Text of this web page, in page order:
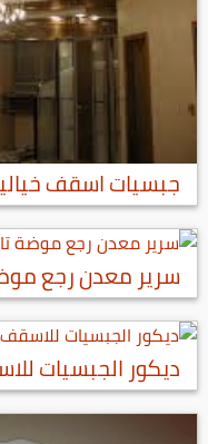
جبسيات اسقف خيالية
سرير معدن رجع
ديكور الجبسيات